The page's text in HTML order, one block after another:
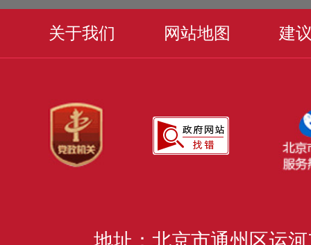
关于我们 网站地图 建
地址：北京市通州区运